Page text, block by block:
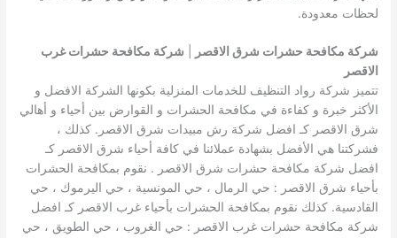
لحظات معدودة.
شركة مكافحة حشرات شرق الاقصر
شركة مكافحة حشرات غرب
الاقصر
تتميز شركة رواد التنظيف للخدمات المنزلية بكونها الشركة الافضل و
الأكثر خبرة و كفاءة في مكافحة الحشرات و القوارض بين أحياء و أهالي
شرق الاقصر كـ افضل شركة رش مبيدات شرق الاقصر. كذلك ،
فشركتنا هي الأفضل بشهادة عملائنا في كافة أحياء شرق الاقصر كـ
افضل شركة مكافحة حشرات شرق الاقصر . نقوم بمكافحة الحشرات
بأحياء شرق الاقصر : حي الرمال ، حي المونسية ، حي اليرموك ، حي
القادسية. كذلك نقوم بمكافحة الحشرات بأحياء غرب الاقصر كـ افضل
شركة مكافحة حشرات غرب الاقصر : حي الغروب ، حي الطويق ، حي